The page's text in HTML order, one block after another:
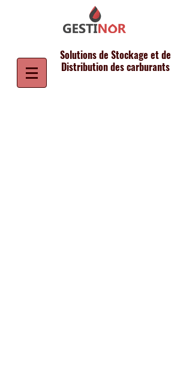
Solutions de Stockage et de
Distribution des carburants